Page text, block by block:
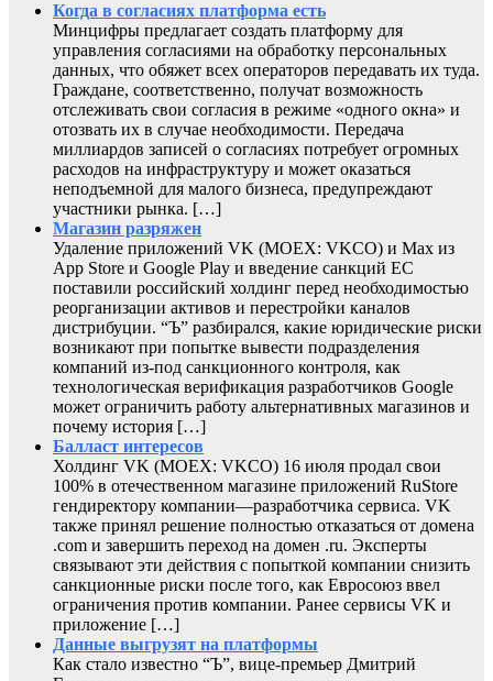
Когда в согласиях платформа есть
Минцифры предлагает создать платформу для
управления согласиями на обработку персональных
данных, что обяжет всех операторов передавать их туда.
Граждане, соответственно, получат возможность
отслеживать свои согласия в режиме «одного окна» и
отозвать их в случае необходимости. Передача
миллиардов записей о согласиях потребует огромных
расходов на инфраструктуру и может оказаться
неподъемной для малого бизнеса, предупреждают
участники рынка. […]
Магазин разряжен
Удаление приложений VK (MOEX: VKCO) и Max из
App Store и Google Play и введение санкций ЕС
поставили российский холдинг перед необходимостью
реорганизации активов и перестройки каналов
дистрибуции. “Ъ” разбирался, какие юридические риски
возникают при попытке вывести подразделения
компаний из-под санкционного контроля, как
технологическая верификация разработчиков Google
может ограничить работу альтернативных магазинов и
почему история […]
Балласт интересов
Холдинг VK (MOEX: VKCO) 16 июля продал свои
100% в отечественном магазине приложений RuStore
гендиректору компании—разработчика сервиса. VK
также принял решение полностью отказаться от домена
.com и завершить переход на домен .ru. Эксперты
связывают эти действия с попыткой компании снизить
санкционные риски после того, как Евросоюз ввел
ограничения против компании. Ранее сервисы VK и
приложение […]
Данные выгрузят на платформы
Как стало известно “Ъ”, вице-премьер Дмитрий